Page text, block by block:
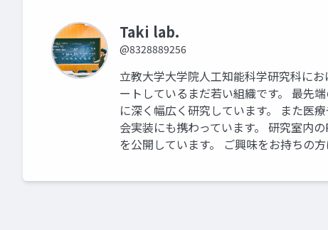
Taki lab.
@8328889256
立教大学大学院人工知能科学研究科に
ートしているまだ若い組織です。 最先
に深く幅広く研究しています。 また医
会実装にも携わっています。 研究室内
を公開しています。 ご興味をお持ちの